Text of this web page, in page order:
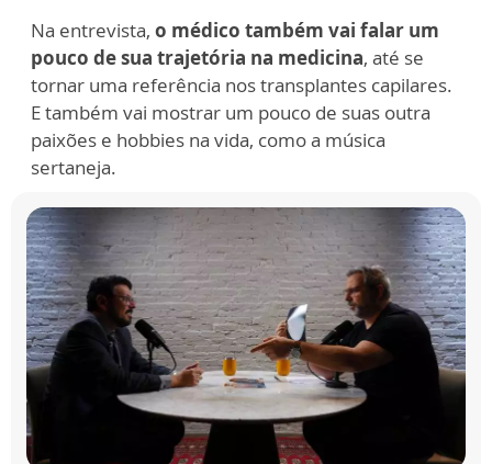
Na entrevista, o médico também vai falar um
pouco de sua trajetória na medicina, até se
tornar uma referência nos transplantes capilares.
E também vai mostrar um pouco de suas outra
paixões e hobbies na vida, como a música
sertaneja.